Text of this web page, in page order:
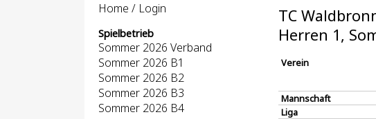
Home / Login
Spielbetrieb
Sommer 2026 Verband
Sommer 2026 B1
Sommer 2026 B2
Sommer 2026 B3
Sommer 2026 B4
TC
Herren 1,
Verein
Mannschaft
Liga